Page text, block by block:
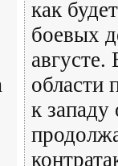
как
боевых
области
к